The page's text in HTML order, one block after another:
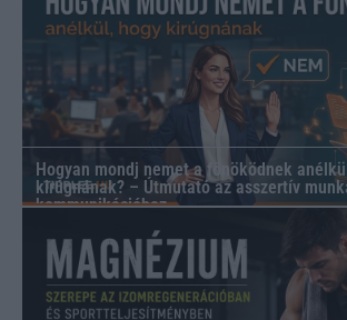
Hogyan mondj nemet a főnöködnek
kirúgnának? – Útmutató az asszertív
kommunikációhoz